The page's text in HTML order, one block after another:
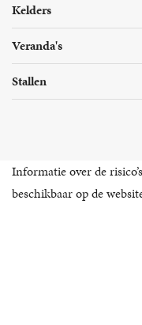
Kelders
Veranda's
Stallen
Informatie over de
beschikbaar op de